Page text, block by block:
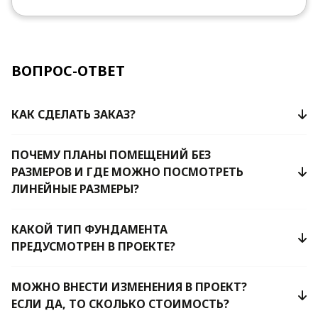
ВОПРОС-ОТВЕТ
КАК СДЕЛАТЬ ЗАКАЗ?
ПОЧЕМУ ПЛАНЫ ПОМЕЩЕНИЙ БЕЗ
РАЗМЕРОВ И ГДЕ МОЖНО ПОСМОТРЕТЬ
ЛИНЕЙНЫЕ РАЗМЕРЫ?
КАКОЙ ТИП ФУНДАМЕНТА
ПРЕДУСМОТРЕН В ПРОЕКТЕ?
МОЖНО ВНЕСТИ ИЗМЕНЕНИЯ В ПРОЕКТ?
ЕСЛИ ДА, ТО СКОЛЬКО СТОИМОСТЬ?